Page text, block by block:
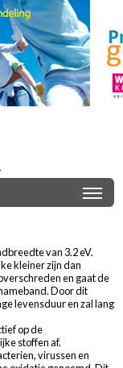
van 3.2 eV.
kleiner zijn dan
en gaat de
Door dit
levensduur en zal lang
op de
stoffen af.
virussen en